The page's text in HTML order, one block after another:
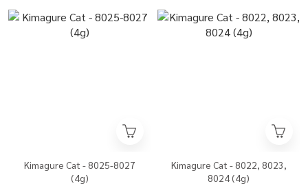
Kimagure Cat - 8025-8027
(4g)
Kimagure Cat - 8022, 8023,
8024 (4g)